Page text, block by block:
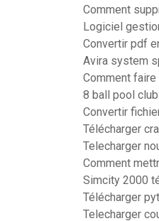
Comment
Logiciel
Convertir pdf
Avira system
Comment
8 ball pool
Convertir
Télécharger
Telecharger
Comment
Simcity 2000
Télécharger
Telecharger